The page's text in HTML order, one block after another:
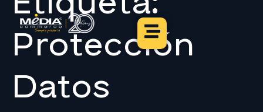
Protección
Datos